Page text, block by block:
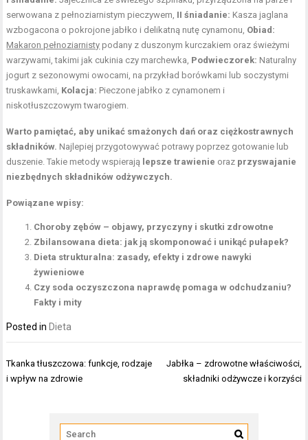
serwowana z pełnoziarnistym pieczywem, II śniadanie: Kasza jaglana
wzbogacona o pokrojone jabłko i delikatną nutę cynamonu, Obiad:
Makaron pełnoziarnisty podany z duszonym kurczakiem oraz świeżymi
warzywami, takimi jak cukinia czy marchewka, Podwieczorek: Naturalny
jogurt z sezonowymi owocami, na przykład borówkami lub soczystymi
truskawkami, Kolacja: Pieczone jabłko z cynamonem i
niskotłuszczowym twarogiem.
Warto pamiętać, aby unikać smażonych dań oraz ciężkostrawnych
składników. Najlepiej przygotowywać potrawy poprzez gotowanie lub
duszenie. Takie metody wspierają lepsze trawienie oraz przyswajanie
niezbędnych składników odżywczych.
Powiązane wpisy:
Choroby zębów – objawy, przyczyny i skutki zdrowotne
Zbilansowana dieta: jak ją skomponować i unikąć pułapek?
Dieta strukturalna: zasady, efekty i zdrowe nawyki
żywieniowe
Czy soda oczyszczona naprawdę pomaga w odchudzaniu?
Fakty i mity
Posted in Dieta
Nawigacja
wpisu
Tkanka tłuszczowa: funkcje, rodzaje
i wpływ na zdrowie
Jabłka – zdrowotne właściwości,
składniki odżywcze i korzyści